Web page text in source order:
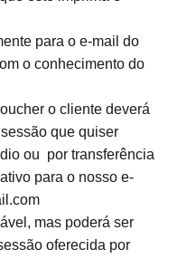
para o e-mail do
o conhecimento do
o cliente deverá
que quiser
ou por transferência
para o nosso e-
mas poderá ser
oferecida por